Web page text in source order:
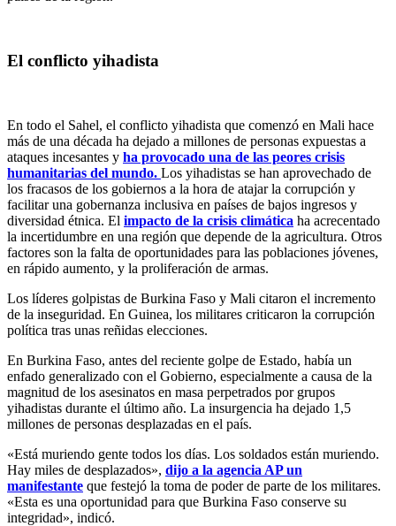
El conflicto yihadista
En todo el Sahel, el conflicto yihadista que comenzó en Mali hace
más de una década ha dejado a millones de personas expuestas a
ataques incesantes y ha provocado una de las peores crisis
humanitarias del mundo. Los yihadistas se han aprovechado de
los fracasos de los gobiernos a la hora de atajar la corrupción y
facilitar una gobernanza inclusiva en países de bajos ingresos y
diversidad étnica. El impacto de la crisis climática ha acrecentado
la incertidumbre en una región que depende de la agricultura. Otros
factores son la falta de oportunidades para las poblaciones jóvenes,
en rápido aumento, y la proliferación de armas.
Los líderes golpistas de Burkina Faso y Mali citaron el incremento
de la inseguridad. En Guinea, los militares criticaron la corrupción
política tras unas reñidas elecciones.
En Burkina Faso, antes del reciente golpe de Estado, había un
enfado generalizado con el Gobierno, especialmente a causa de la
magnitud de los asesinatos en masa perpetrados por grupos
yihadistas durante el último año. La insurgencia ha dejado 1,5
millones de personas desplazadas en el país.
«Está muriendo gente todos los días. Los soldados están muriendo.
Hay miles de desplazados», dijo a la agencia AP un
manifestante que festejó la toma de poder de parte de los militares.
«Esta es una oportunidad para que Burkina Faso conserve su
integridad», indicó.